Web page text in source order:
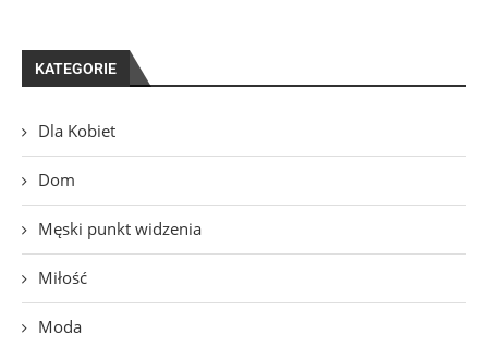
KATEGORIE
Dla Kobiet
Dom
Męski punkt widzenia
Miłość
Moda